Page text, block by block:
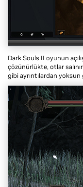
Dark Souls II oyunun
çözünürlükte, otlar
gibi ayrıntılardan